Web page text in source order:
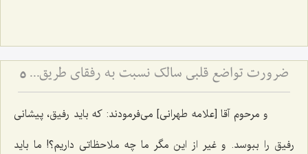
ضرورت تواضع قلبی سالک نسبت به رفقای طریق - ملاک رشد معنوی در نگاه به دیگران 5
و مرحوم آقا [علامه طهرانی] می‌فرمودند: كه باید رفیق، پیشانی
رفیق را ببوسد. و غیر از این مگر ما چه ملاحظاتی داریم؟! ما باید